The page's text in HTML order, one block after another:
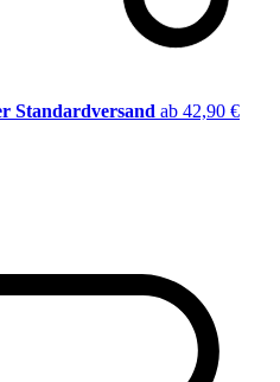
Standardversand ab 42,90 €